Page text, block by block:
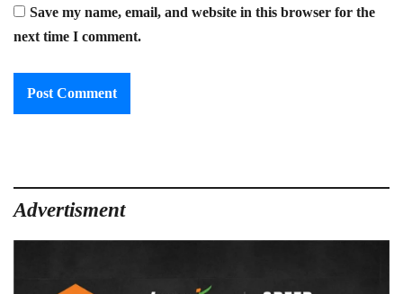
Save my name, email, and website in this browser for the
next time I comment.
Advertisment